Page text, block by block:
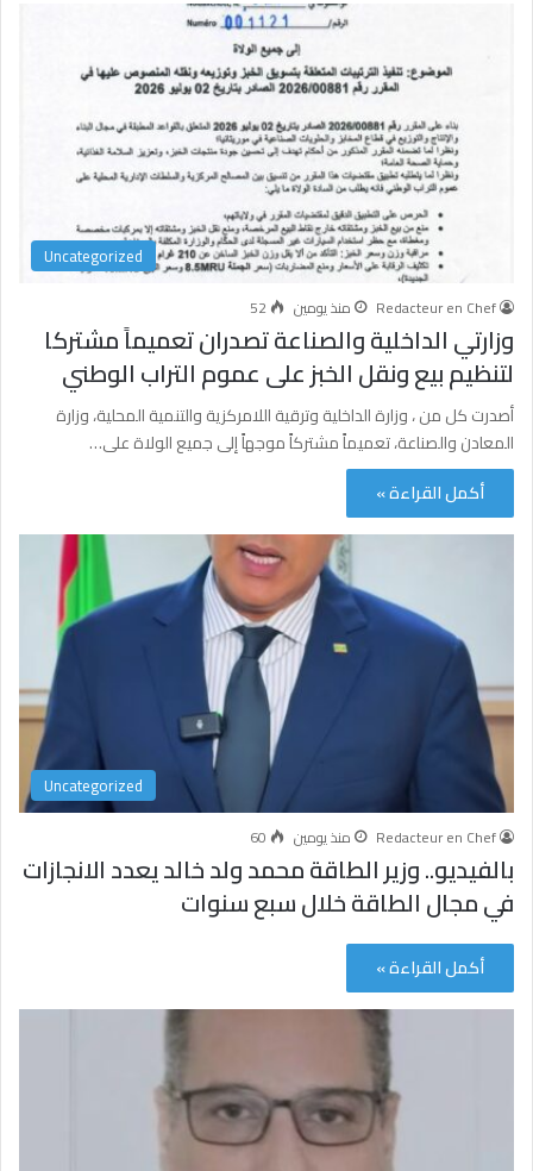
Uncategorized
Redacteur en Chef منذ يومين 52
وزارتي الداخلية والصناعة تصدران تعميماً مشتركا
لتنظيم بيع ونقل الخبز على عموم التراب الوطني
أصدرت كل من ، وزارة الداخلية وترقية اللامركزية والتنمية المحلية، وزارة
المعادن والصناعة، تعميماً مشتركاً موجهاً إلى جميع الولاة على…
أكمل القراءة »
Uncategorized
Redacteur en Chef منذ يومين 60
بالفيديو.. وزير الطاقة محمد ولد خالد يعدد الانجازات
في مجال الطاقة خلال سبع سنوات
أكمل القراءة »